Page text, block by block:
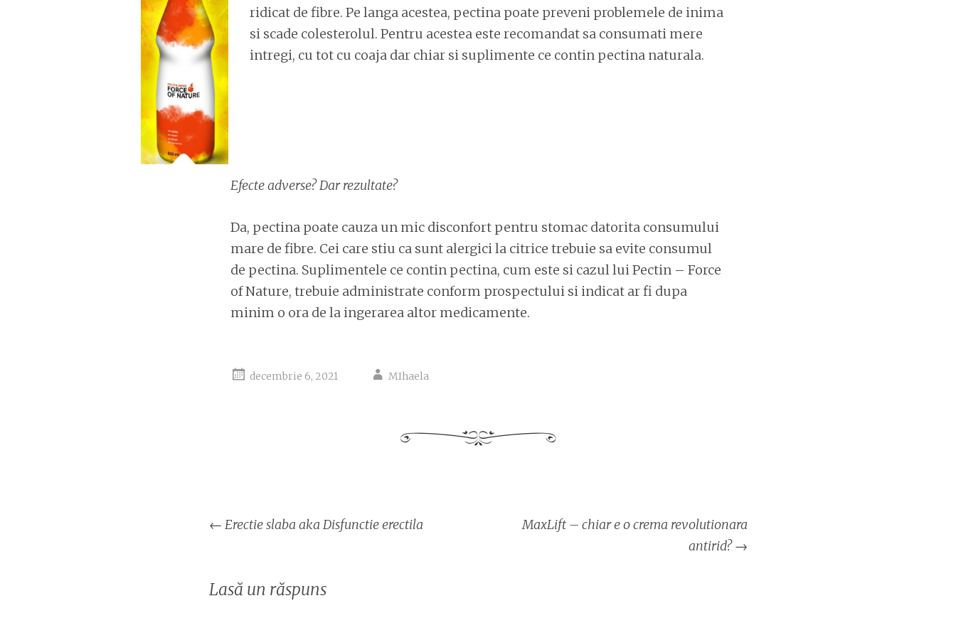
ridicat de fibre. Pe langa acestea, pectina poate preveni problemele de inima
si scade colesterolul. Pentru acestea este recomandat sa consumati mere
intregi, cu tot cu coaja dar chiar si suplimente ce contin pectina naturala.
Efecte adverse? Dar rezultate?
Da, pectina poate cauza un mic disconfort pentru stomac datorita consumului
mare de fibre. Cei care stiu ca sunt alergici la citrice trebuie sa evite consumul
de pectina. Suplimentele ce contin pectina, cum este si cazul lui Pectin – Force
of Nature, trebuie administrate conform prospectului si indicat ar fi dupa
minim o ora de la ingerarea altor medicamente.
decembrie 6, 2021 MIhaela
Navigare
← Erectie slaba aka Disfunctie erectila
MaxLift – chiar e o crema revolutionara
antirid?→
Lasă un răspuns